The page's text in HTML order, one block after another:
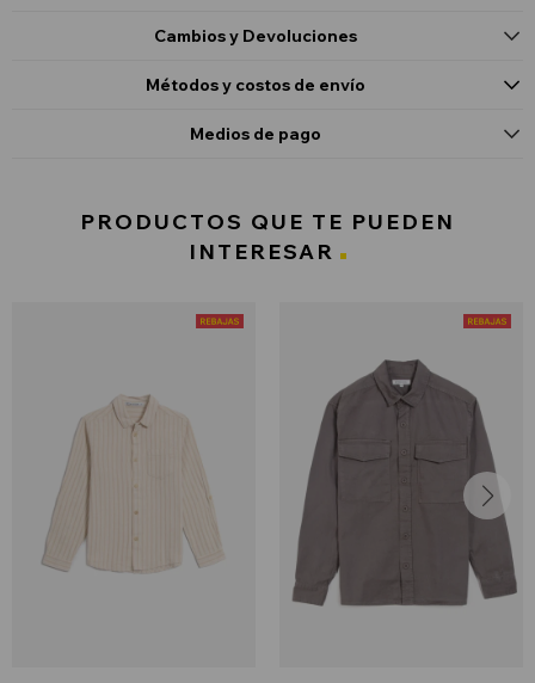
Cambios y Devoluciones
Métodos y costos de envío
Medios de pago
PRODUCTOS QUE TE PUEDEN
INTERESAR